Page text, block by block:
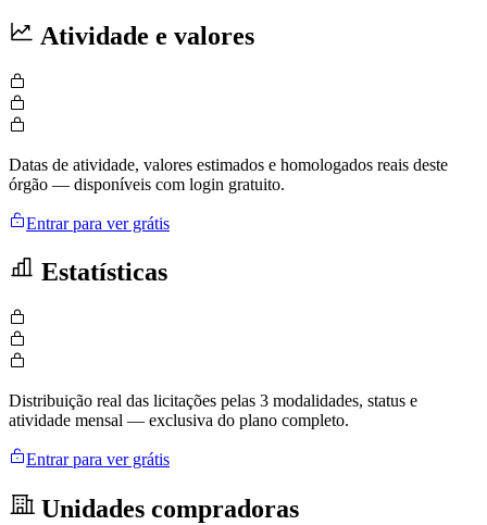
Atividade e valores
Datas de atividade, valores estimados e homologados reais deste
órgão — disponíveis com login gratuito.
Entrar para ver grátis
Estatísticas
Distribuição real das licitações pelas 3 modalidades, status e
atividade mensal — exclusiva do plano completo.
Entrar para ver grátis
Unidades compradoras